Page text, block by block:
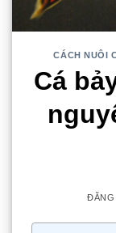
CÁCH NUÔI
Cá